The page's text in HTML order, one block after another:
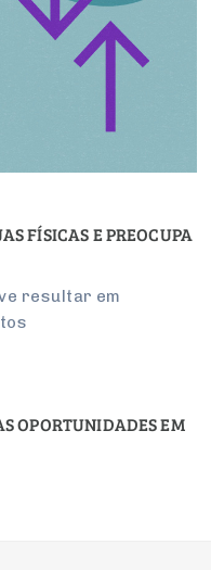
FÍSICAS E PREOCUPA
resultar em
OPORTUNIDADES EM